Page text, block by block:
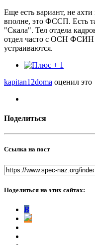
Еще есть вариант, не ахти
вполне, это ФССП. Есть
"Скала". Тел отдела
отдел часто с ОСН ФСИН
устраиваются.
1
kapitan12doma оценил это
Поделиться
Ссылка на пост
Поделиться на этих сайтах:
В